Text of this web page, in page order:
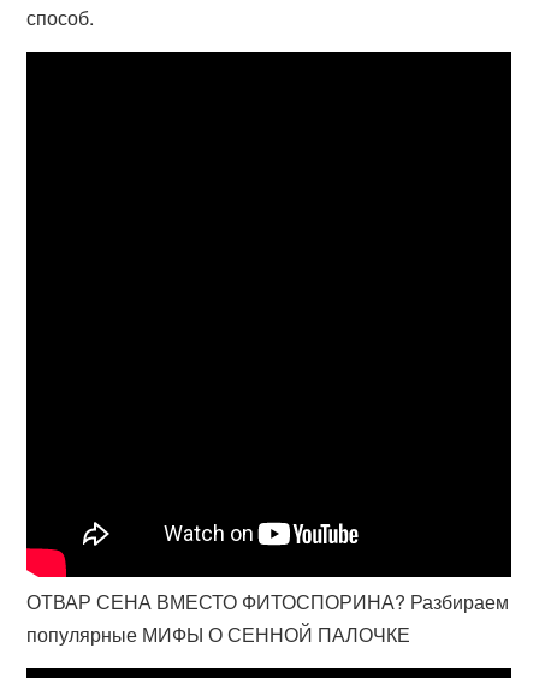
способ.
ОТВАР СЕНА ВМЕСТО ФИТОСПОРИНА? Разбираем
популярные МИФЫ О СЕННОЙ ПАЛОЧКЕ